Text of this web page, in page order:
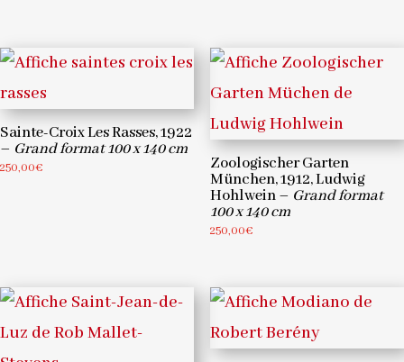
Sainte-Croix Les Rasses, 1922
– Grand format 100 x 140 cm
250,00€
Zoologischer Garten
München, 1912, Ludwig
Hohlwein – Grand format
100 x 140 cm
250,00€